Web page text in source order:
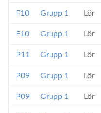
F10 Grupp 1 Lör
F10 Grupp 1 Lör
P11 Grupp 1 Lör
P09 Grupp 1 Lör
P09 Grupp 1 Lör